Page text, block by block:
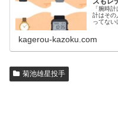
「腕時
計はその
ってない
kagerou-kazoku.com
菊池雄星投手